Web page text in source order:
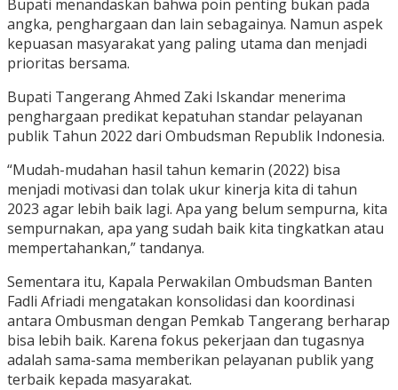
Bupati menandaskan bahwa poin penting bukan pada
angka, penghargaan dan lain sebagainya. Namun aspek
kepuasan masyarakat yang paling utama dan menjadi
prioritas bersama.
Bupati Tangerang Ahmed Zaki Iskandar menerima
penghargaan predikat kepatuhan standar pelayanan
publik Tahun 2022 dari Ombudsman Republik Indonesia.
“Mudah-mudahan hasil tahun kemarin (2022) bisa
menjadi motivasi dan tolak ukur kinerja kita di tahun
2023 agar lebih baik lagi. Apa yang belum sempurna, kita
sempurnakan, apa yang sudah baik kita tingkatkan atau
mempertahankan,” tandanya.
Sementara itu, Kapala Perwakilan Ombudsman Banten
Fadli Afriadi mengatakan konsolidasi dan koordinasi
antara Ombusman dengan Pemkab Tangerang berharap
bisa lebih baik. Karena fokus pekerjaan dan tugasnya
adalah sama-sama memberikan pelayanan publik yang
terbaik kepada masyarakat.